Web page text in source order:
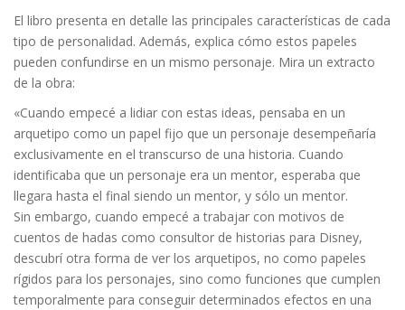
El libro presenta en detalle las principales características de cada
tipo de personalidad. Además, explica cómo estos papeles
pueden confundirse en un mismo personaje. Mira un extracto
de la obra:
«Cuando empecé a lidiar con estas ideas, pensaba en un
arquetipo como un papel fijo que un personaje desempeñaría
exclusivamente en el transcurso de una historia. Cuando
identificaba que un personaje era un mentor, esperaba que
llegara hasta el final siendo un mentor, y sólo un mentor.
Sin embargo, cuando empecé a trabajar con motivos de
cuentos de hadas como consultor de historias para Disney,
descubrí otra forma de ver los arquetipos, no como papeles
rígidos para los personajes, sino como funciones que cumplen
temporalmente para conseguir determinados efectos en una